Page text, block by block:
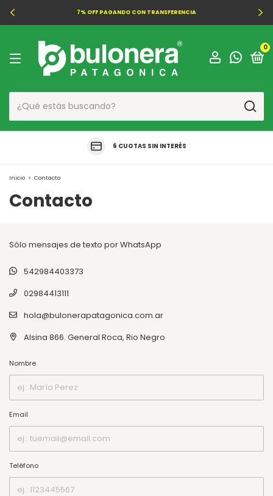
7% OFF PAGANDO CON TRANSFERENCIA
0
6 CUOTAS SIN INTERÉS
Inicio > Contacto
Contacto
Sólo mensajes de texto por WhatsApp
542984403373
02984413111
hola@bulonerapatagonica.com.ar
Alsina 866. General Roca, Rio Negro
Nombre
Email
Teléfono